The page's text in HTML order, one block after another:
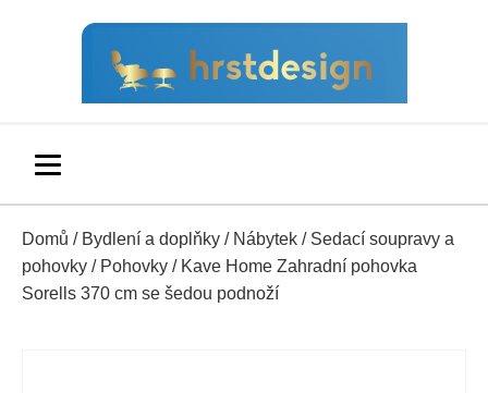
Domů / Bydlení a doplňky / Nábytek / Sedací soupravy a
pohovky / Pohovky / Kave Home Zahradní pohovka
Sorells 370 cm se šedou podnoží